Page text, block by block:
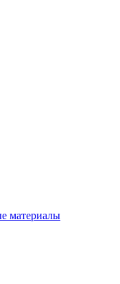
материалы